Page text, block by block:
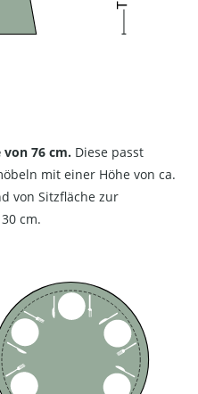
von 76 cm. Diese passt
mit einer Höhe von ca.
von Sitzfläche zur
cm.